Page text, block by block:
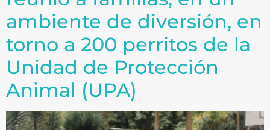
ambiente de diversión, en
torno a 200 perritos de la
Unidad de Protección
Animal (UPA)